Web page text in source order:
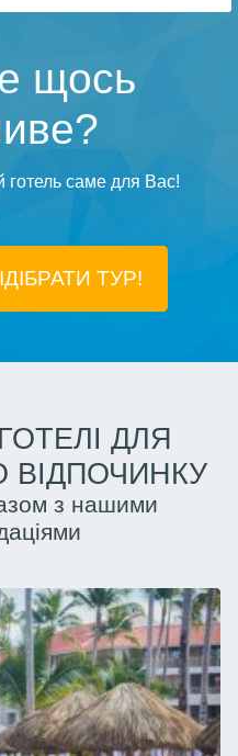
щось
готель саме для Вас!
ТУР!
ДЛЯ
з нашими